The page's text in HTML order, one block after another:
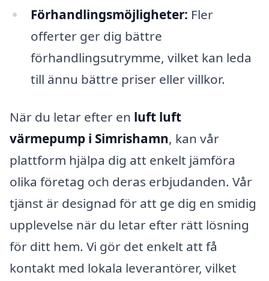
Förhandlingsmöjligheter: Fler
offerter ger dig bättre
förhandlingsutrymme, vilket kan leda
till ännu bättre priser eller villkor.
När du letar efter en luft luft
värmepump i Simrishamn, kan vår
plattform hjälpa dig att enkelt jämföra
olika företag och deras erbjudanden. Vår
tjänst är designad för att ge dig en smidig
upplevelse när du letar efter rätt lösning
för ditt hem. Vi gör det enkelt att få
kontakt med lokala leverantörer, vilket